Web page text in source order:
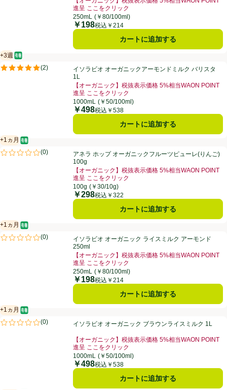
進呈 ここをクリック
お買い得品名：【オーガニック】税抜表示価格 5%相
250mL (￥80/100ml)
価格
￥198税込￥214
カートに追加する
イソラビオ オーガニックアーモンドミルク バリスタ 1L
+3週
賞味・消費期限保証：3週間
オーガニック/有機
(2)
評価は2件のレビューで5点中5.0点。イソラビオ オーガニックアーモンドミルク バリスタ
1L
【オーガニック】税抜表示価格 5%相当WAON POINT
進呈 ここをクリック
お買い得品名：【オーガニック】税抜表示価格 5%相
1000mL (￥50/100ml)
価格
￥498税込￥538
カートに追加する
アネラ ホップ オーガニックフルーツピューレ(りんご) 100g
+1ヵ月
賞味・消費期限保証：1ヵ月
オーガニック/有機
(0)
評価は0件のレビューで5点中0.0点。アネラ ホップ オーガニックフルーツピューレ(りんご)
100g
【オーガニック】税抜表示価格 5%相当WAON POINT
進呈 ここをクリック
お買い得品名：【オーガニック】税抜表示価格 5%相
100g (￥30/10g)
価格
￥298税込￥322
カートに追加する
イソラビオ オーガニック ライスミルク アーモンド 250ml
+1ヵ月
賞味・消費期限保証：1ヵ月
オーガニック/有機
(0)
評価は0件のレビューで5点中0.0点。イソラビオ オーガニック ライスミルク アーモンド
250ml
【オーガニック】税抜表示価格 5%相当WAON POINT
進呈 ここをクリック
お買い得品名：【オーガニック】税抜表示価格 5%相
250mL (￥80/100ml)
価格
￥198税込￥214
カートに追加する
イソラビオ オーガニック ブラウンライスミルク 1L
+1ヵ月
賞味・消費期限保証：1ヵ月
オーガニック/有機
(0)
評価は0件のレビューで5点中0.0点。イソラビオ オーガニック ブラウンライスミルク 1L
【オーガニック】税抜表示価格 5%相当WAON POINT
進呈 ここをクリック
お買い得品名：【オーガニック】税抜表示価格 5%相
1000mL (￥50/100ml)
価格
￥498税込￥538
カートに追加する